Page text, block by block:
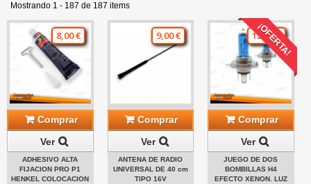
Mostrando 1 - 187 de 187 items
8,00 €
Comprar
Ver
ADHESIVO ALTA
FIJACION PRO P1
HENKEL COLOCACION
9,00 €
Comprar
Ver
ANTENA DE RADIO
UNIVERSAL DE 40 cm
TIPO 16V
¡OFERTA!
12,00 €
Comprar
Ver
JUEGO DE DOS
BOMBILLAS H4
EFECTO XENON. LUZ